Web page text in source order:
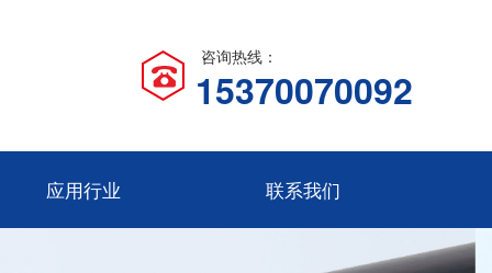
咨询热线：
15370070092
应用行业 联系我们